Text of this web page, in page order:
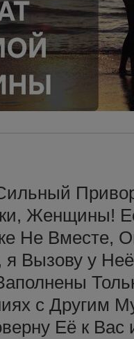
Женщины!
Не Вместе,
Вызову у
с Другим
Её к